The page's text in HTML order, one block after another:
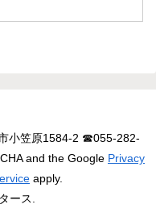
小笠原1584-2 ☎055-282-
and the Google Privacy
apply.
ース.